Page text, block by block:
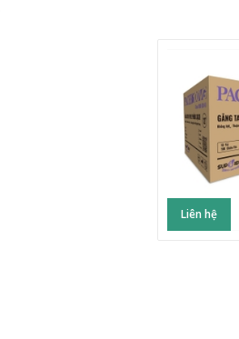
Liên hệ